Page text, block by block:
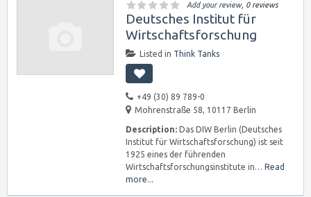
Add your review, 0 reviews
Deutsches Institut für
Wirtschaftsforschung
Listed in Think Tanks
+49 (30) 89 789-0
Mohrenstraße 58, 10117 Berlin
Description: Das DIW Berlin (Deutsches
Institut für Wirtschaftsforschung) ist seit
1925 eines der führenden
Wirtschaftsforschungsinstitute in… Read
more...